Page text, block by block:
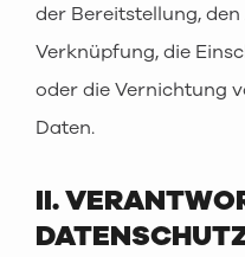
der Bereitstellung,
Verknüpfung, die
oder die Vernichtung
Daten.
II.